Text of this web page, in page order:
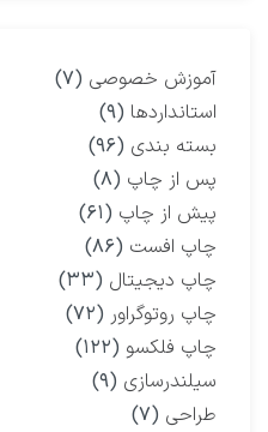
آموزش خصوصی (۷)
استانداردها (۹)
بسته بندی (۹۶)
پس از چاپ (۸)
پیش از چاپ (۶۱)
چاپ افست (۸۶)
چاپ دیجیتال (۳۳)
چاپ روتوگراور (۷۲)
چاپ فلکسو (۱۲۲)
سیلندرسازی (۹)
طراحی (۷)